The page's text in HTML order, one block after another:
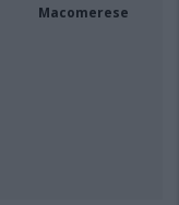
Macomerese